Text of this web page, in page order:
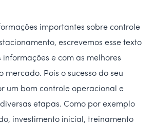
importantes sobre controle
escrevemos esse texto
e com as melhores
mercado. Pois o sucesso do seu
um bom controle operacional e
etapas. Como por exemplo
investimento inicial, treinamento